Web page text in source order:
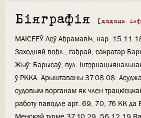
Біяграфія [ дадаць
МАІСЕЕЎ Леў Абрамавіч, нар.
Заходняй вобл., габрай, сакратар
Жыў: Барысаў, вул.
ў РККА. Арыштаваны 37.08.08.
судовым ворганам як член
работу паводле арт. 69, 70, 76 КК да